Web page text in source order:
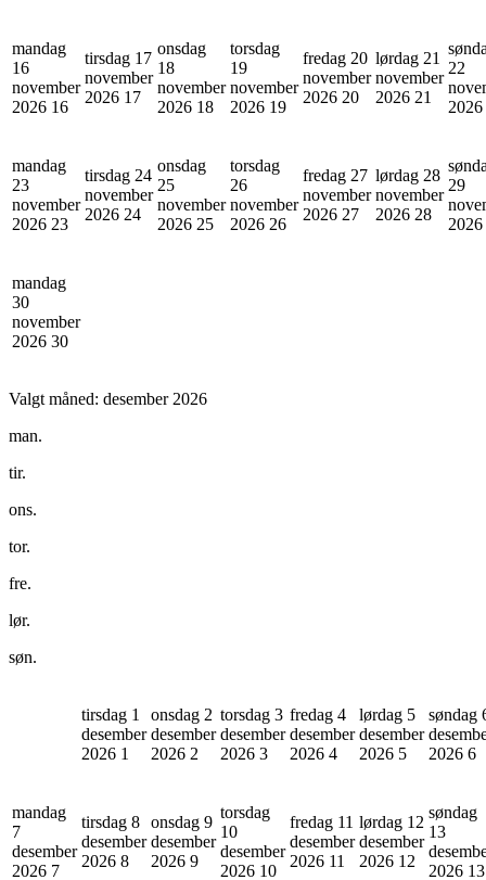
mandag
16
november
2026 16
tirsdag 17
november
2026 17
onsdag
18
november
2026 18
torsdag
19
november
2026 19
fredag 20
november
2026 20
lørdag 21
november
2026 21
22
2026
mandag
23
november
2026 23
tirsdag 24
november
2026 24
onsdag
25
november
2026 25
torsdag
26
november
2026 26
fredag 27
november
2026 27
lørdag 28
november
2026 28
29
2026
mandag
30
november
2026 30
Valgt måned: desember 2026
man.
tir.
ons.
tor.
fre.
lør.
søn.
tirsdag 1
desember
2026 1
onsdag 2
desember
2026 2
torsdag 3
desember
2026 3
fredag 4
desember
2026 4
lørdag 5
desember
2026 5
søndag
2026 6
mandag
7
desember
2026 7
tirsdag 8
desember
2026 8
onsdag 9
desember
2026 9
torsdag
10
desember
2026 10
fredag 11
desember
2026 11
lørdag 12
desember
2026 12
søndag
13
2026 13